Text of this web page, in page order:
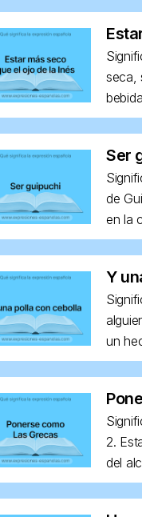
seca,
Ser
de
en la
Y
un
2.
del